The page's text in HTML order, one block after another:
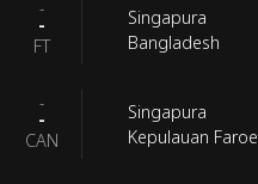
-
-
FT
Singapura
Bangladesh
-
-
CAN
Singapura
Kepulauan Faroe